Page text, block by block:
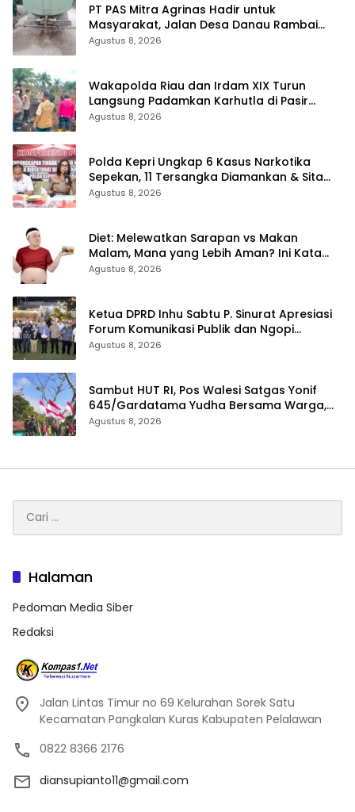
‎PT PAS Mitra Agrinas Hadir untuk
Masyarakat, Jalan Desa Danau Rambai
Dirawat dan Disiram
Agustus 8, 2026
Wakapolda Riau dan Irdam XIX Turun
Langsung Padamkan Karhutla di Pasir
Limau Kapas Rohil
Agustus 8, 2026
Polda Kepri Ungkap 6 Kasus Narkotika
Sepekan, 11 Tersangka Diamankan & Sita
402 Gram Sabu
Agustus 8, 2026
Diet: Melewatkan Sarapan vs Makan
Malam, Mana yang Lebih Aman? Ini Kata
Dokter
Agustus 8, 2026
Ketua DPRD Inhu Sabtu P. Sinurat Apresiasi
Forum Komunikasi Publik dan Ngopi
Bersama Kejari Inhu
Agustus 8, 2026
Sambut HUT RI, Pos Walesi Satgas Yonif
645/Gardatama Yudha Bersama Warga,
Kibarkan Merah Putih di Bukit Walesi
Agustus 8, 2026
untuk:
Halaman
Pedoman Media Siber
Redaksi
Jalan Lintas Timur no 69 Kelurahan Sorek Satu
Kecamatan Pangkalan Kuras Kabupaten Pelalawan
0822 8366 2176
diansupianto11@gmail.com